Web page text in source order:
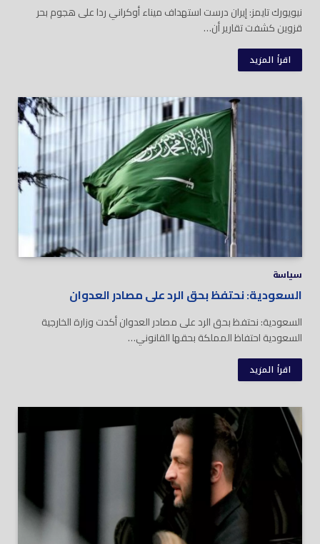
نيويورك تايمز: إيران درست استهداف ميناء أوكراني ردا على هجوم بحر
قزوين كشفت تقارير أن…
اقرأ المزيد
سياسة
السعودية: نحتفظ بحق الرد على مصادر العدوان
السعودية: نحتفظ بحق الرد على مصادر العدوان أكدت وزارة الخارجية
السعودية احتفاظ المملكة بحقها القانوني…
اقرأ المزيد